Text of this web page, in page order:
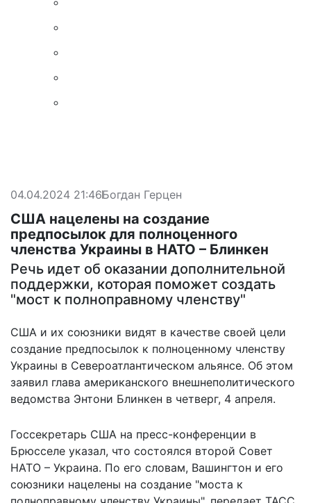
04.04.2024 21:46Богдан Герцен
США нацелены на создание
предпосылок для полноценного
членства Украины в НАТО – Блинкен
Речь идет об оказании дополнительной
поддержки, которая поможет создать
"мост к полноправному членству"
США и их союзники видят в качестве своей цели
создание предпосылок к полноценному членству
Украины в Североатлантическом альянсе. Об этом
заявил глава американского внешнеполитического
ведомства Энтони Блинкен в четверг, 4 апреля.
Госсекретарь США на пресс-конференции в
Брюсселе указал, что состоялся второй Совет
НАТО – Украина. По его словам, Вашингтон и его
союзники нацелены на создание "моста к